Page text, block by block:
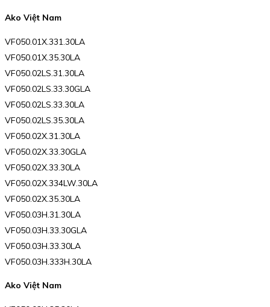
Ako Việt Nam
VF050.01X.331.30LA
VF050.01X.35.30LA
VF050.02LS.31.30LA
VF050.02LS.33.30GLA
VF050.02LS.33.30LA
VF050.02LS.35.30LA
VF050.02X.31.30LA
VF050.02X.33.30GLA
VF050.02X.33.30LA
VF050.02X.334LW.30LA
VF050.02X.35.30LA
VF050.03H.31.30LA
VF050.03H.33.30GLA
VF050.03H.33.30LA
VF050.03H.333H.30LA
Ako Việt Nam